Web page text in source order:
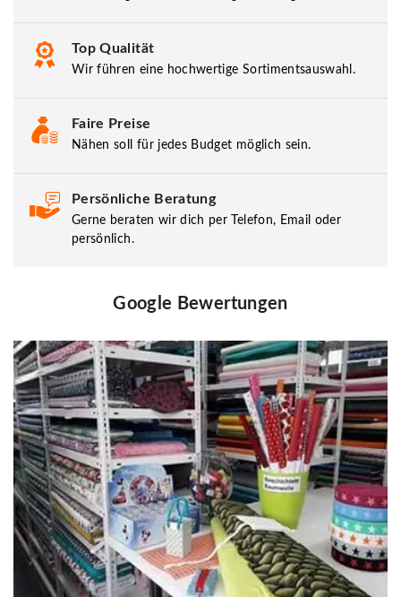
Top Qualität
Wir führen eine hochwertige Sortimentsauswahl.
Faire Preise
Nähen soll für jedes Budget möglich sein.
Persönliche Beratung
Gerne beraten wir dich per Telefon, Email oder
persönlich.
Google Bewertungen